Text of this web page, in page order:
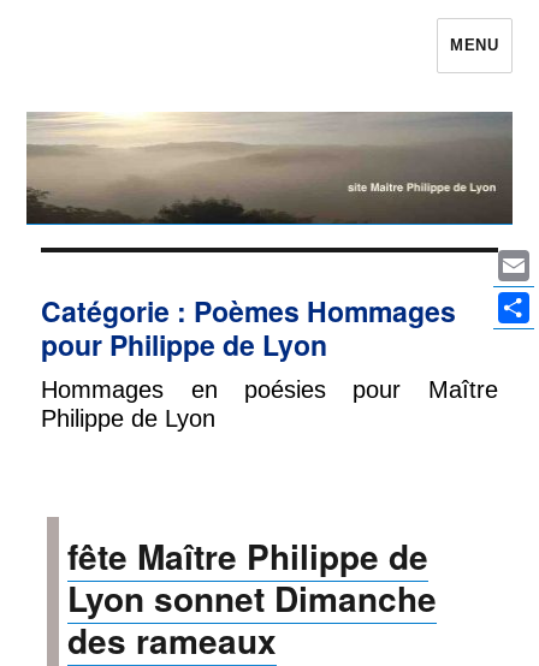
Maître Philippe de Lyon le site qui était
MENU
Catégorie : Poèmes Hommages
pour Philippe de Lyon
Hommages en poésies pour Maître
Philippe de Lyon
fête Maître Philippe de
Lyon sonnet Dimanche
des rameaux